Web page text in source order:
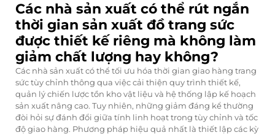
Các nhà sản xuất có thể rút ngắn
thời gian sản xuất đồ trang sức
được thiết kế riêng mà không làm
giảm chất lượng hay không?
Các nhà sản xuất có thể tối ưu hóa thời gian giao hàng trang
sức tùy chỉnh thông qua việc cải thiện quy trình thiết kế,
quản lý chiến lược tồn kho vật liệu và hệ thống lập kế hoạch
sản xuất nâng cao. Tuy nhiên, những giảm đáng kể thường
đòi hỏi sự đánh đổi giữa tính linh hoạt trong tùy chỉnh và tốc
độ giao hàng. Phương pháp hiệu quả nhất là thiết lập các kỳ